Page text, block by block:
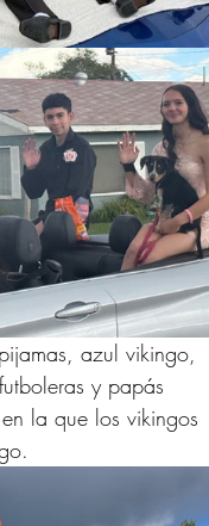
azul vikingo,
y papás
la que los vikingos